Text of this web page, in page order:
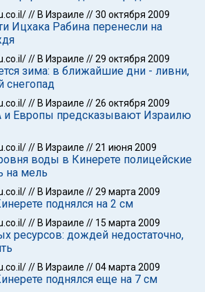
// В Израиле //30 октября 2009
Ицхака Рабина перенесли на
// В Израиле //29 октября 2009
зима: в ближайшие дни - ливни,
// В Израиле //26 октября 2009
и Европы предсказывают Израилю
// В Израиле //21 июня 2009
воды в Кинерете полицейские
на мель
// В Израиле //29 марта 2009
поднялся на 2 см
// В Израиле // 15 марта 2009
ресурсов: дождей недостаточно,
// В Израиле //04 марта 2009
поднялся еще на 7 см